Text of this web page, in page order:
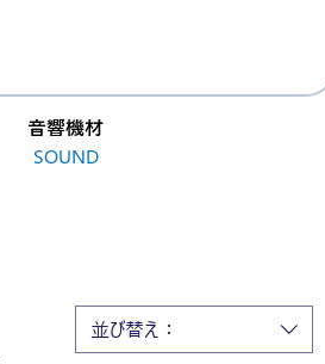
音響機材
SOUND
並び替え：